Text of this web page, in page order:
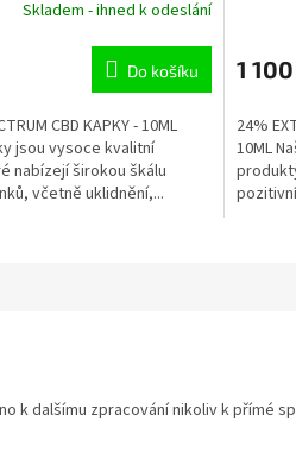
Skladem - ihned k odeslání
Do košíku
CBD KAPKY - 10ML
jsou vysoce kvalitní
nabízejí širokou škálu
včetně uklidnění,...
1
24%
10ML
k dalšímu zpracování nikoliv k přímé